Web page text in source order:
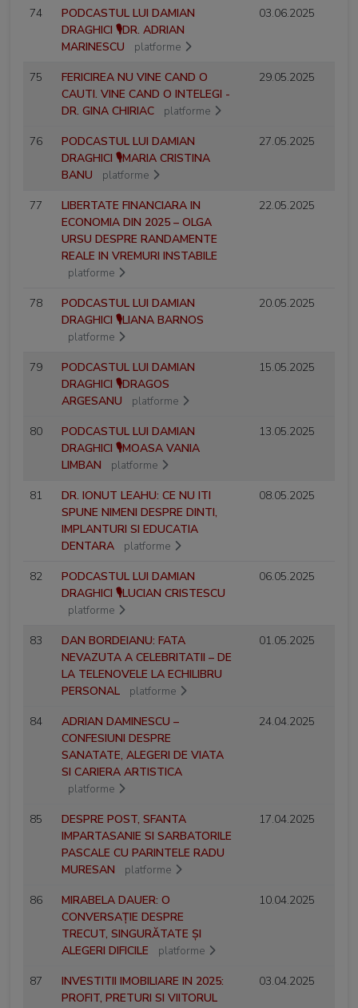
74
PODCASTUL LUI DAMIAN
DRAGHICI 🎙️DR. ADRIAN
MARINESCU
platforme
03.06.2025
75
FERICIREA NU VINE CAND O
CAUTI. VINE CAND O INTELEGI -
DR. GINA CHIRIAC
platforme
29.05.2025
76
PODCASTUL LUI DAMIAN
DRAGHICI 🎙️MARIA CRISTINA
BANU
platforme
27.05.2025
77
LIBERTATE FINANCIARA IN
ECONOMIA DIN 2025 – OLGA
URSU DESPRE RANDAMENTE
REALE IN VREMURI INSTABILE
platforme
22.05.2025
78
PODCASTUL LUI DAMIAN
DRAGHICI 🎙️LIANA BARNOS
platforme
20.05.2025
79
PODCASTUL LUI DAMIAN
DRAGHICI 🎙️DRAGOS
ARGESANU
platforme
15.05.2025
80
PODCASTUL LUI DAMIAN
DRAGHICI 🎙️MOASA VANIA
LIMBAN
platforme
13.05.2025
81
DR. IONUT LEAHU: CE NU ITI
SPUNE NIMENI DESPRE DINTI,
IMPLANTURI SI EDUCATIA
DENTARA
platforme
08.05.2025
82
PODCASTUL LUI DAMIAN
DRAGHICI 🎙️LUCIAN CRISTESCU
platforme
06.05.2025
83
DAN BORDEIANU: FATA
NEVAZUTA A CELEBRITATII – DE
LA TELENOVELE LA ECHILIBRU
PERSONAL
platforme
01.05.2025
84
ADRIAN DAMINESCU –
CONFESIUNI DESPRE
SANATATE, ALEGERI DE VIATA
SI CARIERA ARTISTICA
platforme
24.04.2025
85
DESPRE POST, SFANTA
IMPARTASANIE SI SARBATORILE
PASCALE CU PARINTELE RADU
MURESAN
platforme
17.04.2025
86
MIRABELA DAUER: O
CONVERSAȚIE DESPRE
TRECUT, SINGURĂTATE ȘI
ALEGERI DIFICILE
platforme
10.04.2025
87
INVESTITII IMOBILIARE IN 2025:
PROFIT, PRETURI SI VIITORUL
03.04.2025